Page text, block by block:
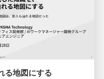
る地図にする